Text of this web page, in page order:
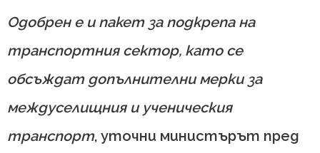
Одобрен е и пакет за подкрепа на
транспортния сектор, като се
обсъждат допълнителни мерки за
междуселищния и ученическия
транспорт, уточни министърът пред